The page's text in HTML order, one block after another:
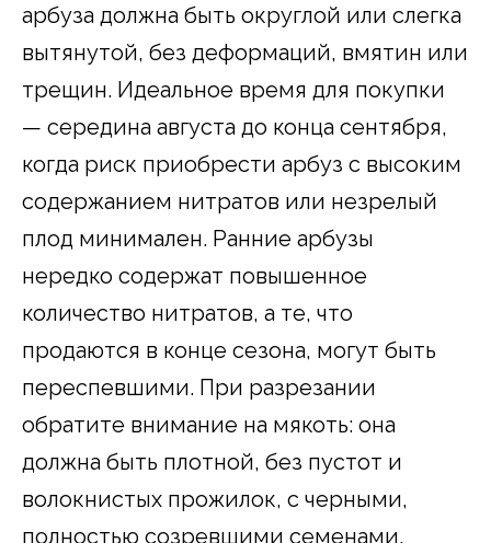
арбуза должна быть округлой или слегка
вытянутой, без деформаций, вмятин или
трещин. Идеальное время для покупки
— середина августа до конца сентября,
когда риск приобрести арбуз с высоким
содержанием нитратов или незрелый
плод минимален. Ранние арбузы
нередко содержат повышенное
количество нитратов, а те, что
продаются в конце сезона, могут быть
переспевшими. При разрезании
обратите внимание на мякоть: она
должна быть плотной, без пустот и
волокнистых прожилок, с черными,
полностью созревшими семенами.